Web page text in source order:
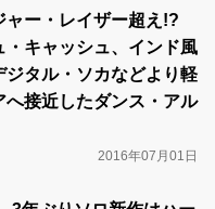
ャー・レイザー超え!?
・キャッシュ、インド風
ジタル・ソカなどより軽
へ接近したダンス・アル
2016年07月01日